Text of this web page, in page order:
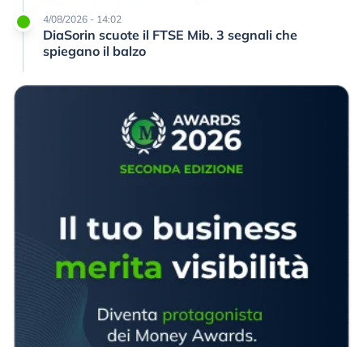
4/08/2026 - 14:02
DiaSorin scuote il FTSE Mib. 3 segnali che
spiegano il balzo